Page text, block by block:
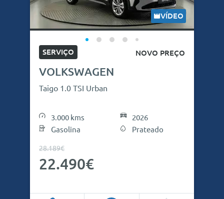
VÍDEO
SERVIÇO NOVO PREÇO
VOLKSWAGEN
Taigo 1.0 TSI Urban
3.000 kms
Gasolina
2026
Prateado
28.189€
22.490€